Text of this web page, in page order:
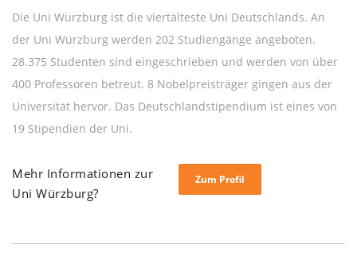
Die Uni Würzburg ist die viertälteste Uni Deutschlands. An
der Uni Würzburg werden 202 Studiengänge angeboten.
28.375 Studenten sind eingeschrieben und werden von über
400 Professoren betreut. 8 Nobelpreisträger gingen aus der
Universität hervor. Das Deutschlandstipendium ist eines von
19 Stipendien der Uni.
Mehr Informationen zur
Uni Würzburg?
Zum Profil